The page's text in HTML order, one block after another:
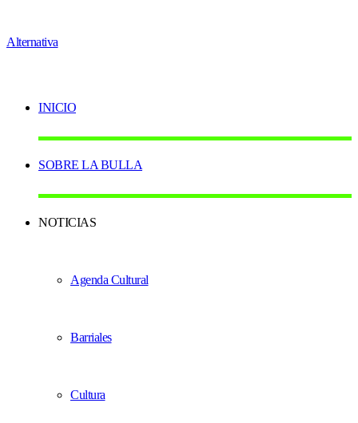
INICIO
SOBRE LA BULLA
NOTICIAS
Agenda Cultural
Barriales
Cultura